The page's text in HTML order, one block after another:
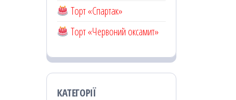
Торт «Спартак»
Торт «Червоний оксамит»
КАТЕГОРІЇ